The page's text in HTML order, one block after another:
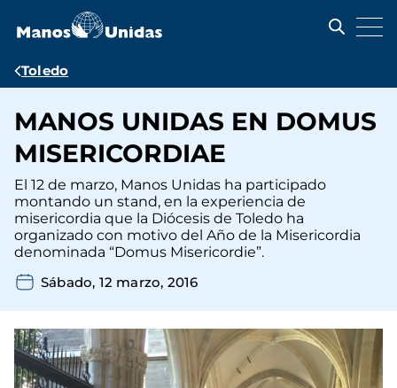
contenido
Ruta
navegación
Toledo
MANOS UNIDAS EN DOMUS
MISERICORDIAE
El 12 de marzo, Manos Unidas ha participado
montando un stand, en la experiencia de
misericordia que la Diócesis de Toledo ha
organizado con motivo del Año de la Misericordia
denominada “Domus Misericordie”.
Sábado, 12 marzo, 2016